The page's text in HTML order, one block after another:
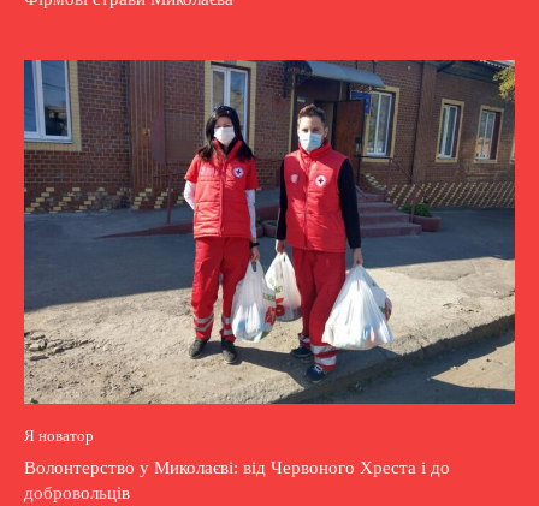
Я новатор
Волонтерство у Миколаєві: від Червоного Хреста і до
добровольців